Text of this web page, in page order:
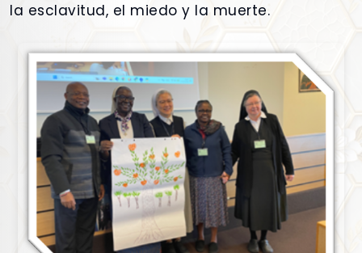
la esclavitud, el miedo y la muerte.